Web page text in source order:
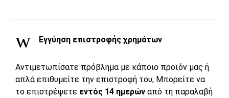
Εγγύηση επιστροφής χρημάτων
Αντιμετωπίσατε πρόβλημα με κάποιο προϊόν μας ή
απλά επιθυμείτε την επιστροφή του; Μπορείτε να
το επιστρέψετε εντός 14 ημερών από τη παραλαβή